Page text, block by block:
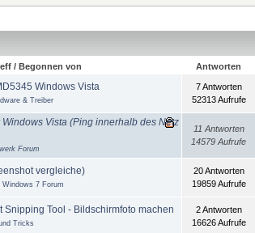
/ Begonnen von Antworten
Windows Vista
& Treiber
7 Antworten
52313 Aufrufe
Vista (Ping innerhalb des Netz
Forum
11 Antworten
14579 Aufrufe
vergleiche)
Windows 7 Forum
20 Antworten
19859 Aufrufe
Snipping Tool - Bildschirmfoto machen
Tricks
2 Antworten
16626 Aufrufe